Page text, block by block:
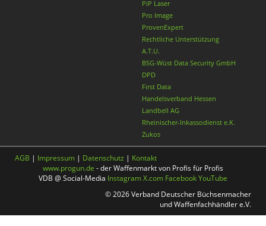
PiP Laser
Pro Image
ProvenExpert
Rechtliche Unterstützung
A.T.U.
BSG-Wüst Data Security GmbH
DPD
First Data
Handelsverband Hessen
Landbell AG
Rheinischer-Inkassodienst e.K.
Zukos
AGB | Impressum | Datenschutz | Kontakt
www.progun.de - der Waffenmarkt von Profis für Profis
VDB @ Social-Media InstagramX.com FacebookYouTube
© 2026 Verband Deutscher Büchsenmacher
und Waffenfachhändler e.V.